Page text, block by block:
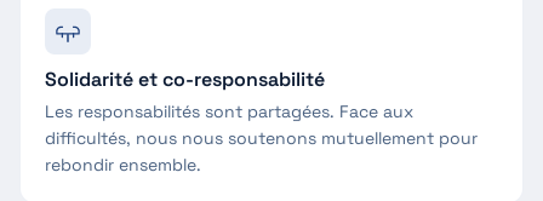
Solidarité et co-responsabilité
Les responsabilités sont partagées. Face aux
difficultés, nous nous soutenons mutuellement pour
rebondir ensemble.